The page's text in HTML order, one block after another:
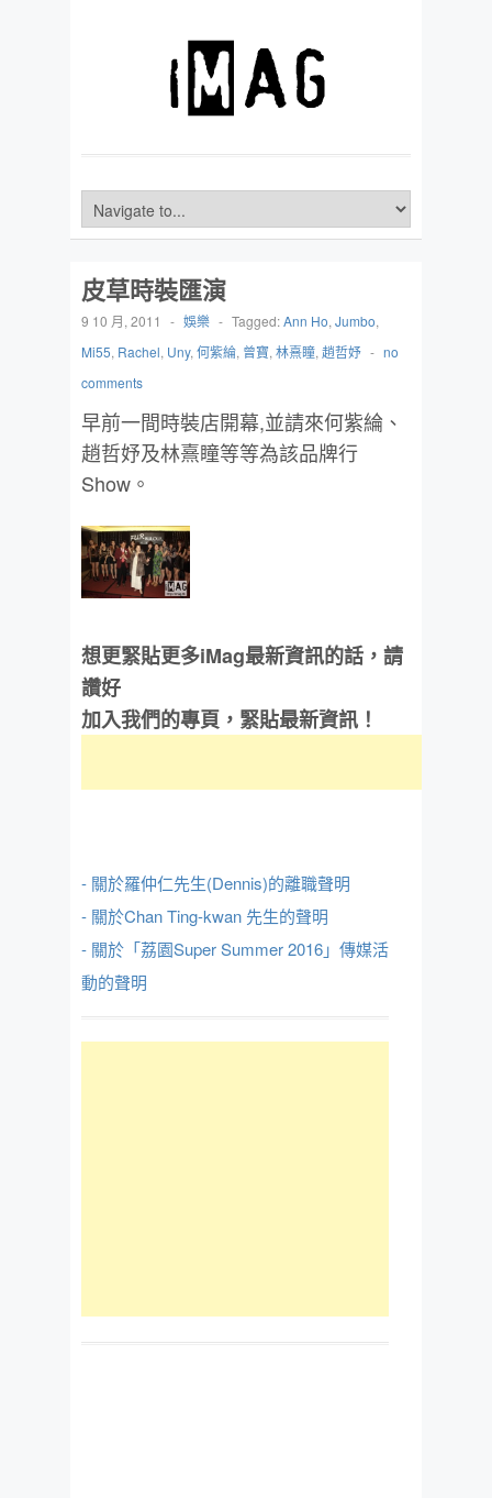
皮草時裝匯演
9 10 月, 2011 - 娛樂 - Tagged:Ann Ho, Jumbo,
Mi55, Rachel, Uny, 何紫綸, 曾寶, 林熹瞳, 趙哲妤 - no
comments
早前一間時裝店開幕,並請來何紫綸、
趙哲妤及林熹瞳等等為該品牌行
Show。
想更緊貼更多iMag最新資訊的話，請
讚好
加入我們的專頁，緊貼最新資訊！
- 關於羅仲仁先生(Dennis)的離職聲明
- 關於Chan Ting-kwan 先生的聲明
- 關於「荔園Super Summer 2016」傳媒活
動的聲明